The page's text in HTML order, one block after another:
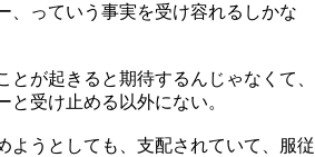
、っていう事実を受け容れるしかな
が起きると期待するんじゃなくて、
と受け止める以外にない。
うとしても、支配されていて、服従